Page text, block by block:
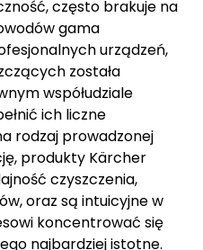
często brakuje na
gama
urządzeń,
została
współudziale
ich liczne
rodzaj prowadzonej
produkty Kärcher
czyszczenia,
oraz są intuicyjne w
koncentrować się
najbardziej istotne.